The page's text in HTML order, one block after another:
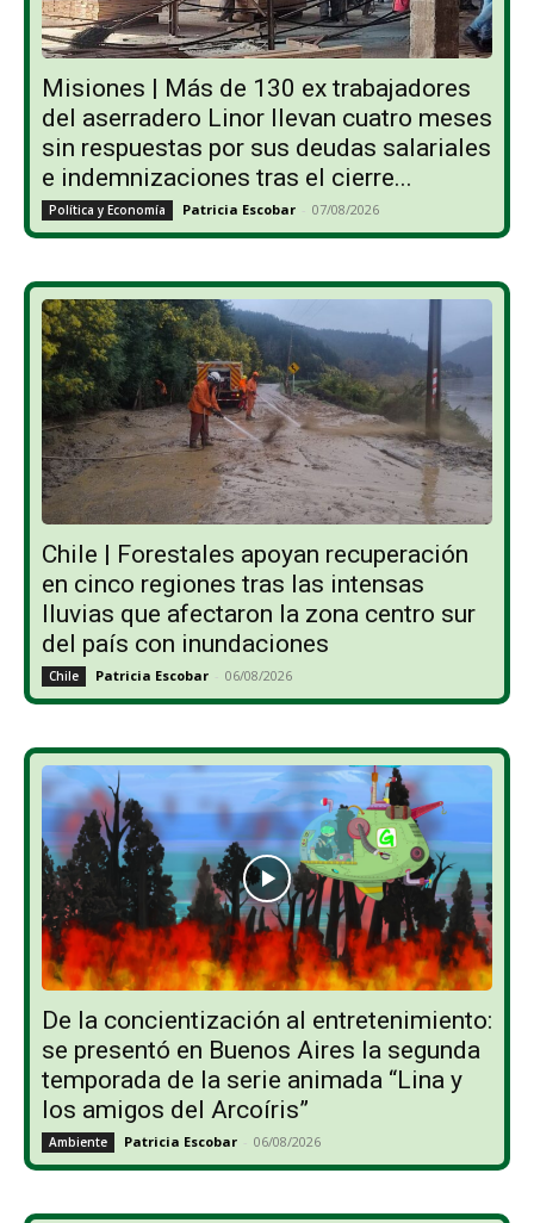
Misiones | Más de 130 ex trabajadores
del aserradero Linor llevan cuatro meses
sin respuestas por sus deudas salariales
e indemnizaciones tras el cierre...
Política y Economía Patricia Escobar - 07/08/2026
Chile | Forestales apoyan recuperación
en cinco regiones tras las intensas
lluvias que afectaron la zona centro sur
del país con inundaciones
Chile Patricia Escobar - 06/08/2026
De la concientización al entretenimiento:
se presentó en Buenos Aires la segunda
temporada de la serie animada “Lina y
los amigos del Arcoíris”
Ambiente Patricia Escobar - 06/08/2026